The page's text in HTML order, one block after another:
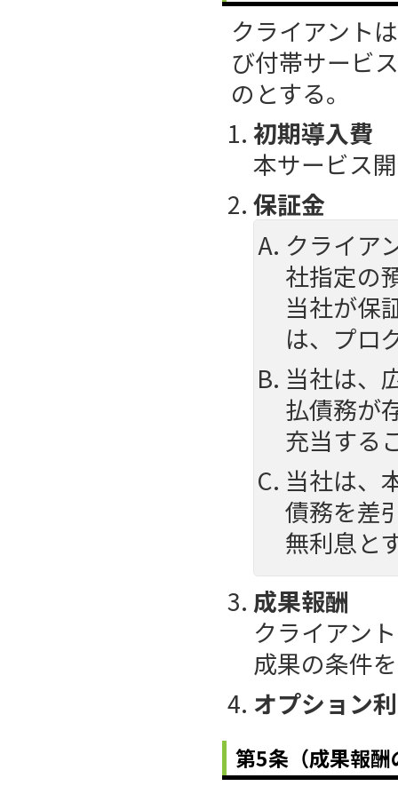
クライアント
び付帯サービ
のとする。
初期導入費
本サービス
保証金
クライア
社指定の
当社が保
は、プロ
当社は、
払債務が
充当する
当社は、
債務を差
無利息と
成果報酬
クライアン
成果の条件
オプション
第5条（成果報酬